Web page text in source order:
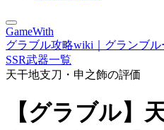
GameWith
グラブル攻略wiki｜グランブ
SSR武器一覧
天干地支刀・申之飾の評価
【グラブル】